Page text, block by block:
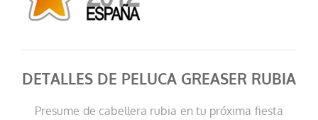
DETALLES DE PELUCA GREASER RUBIA
Presume de cabellera rubia en tu próxima fiesta